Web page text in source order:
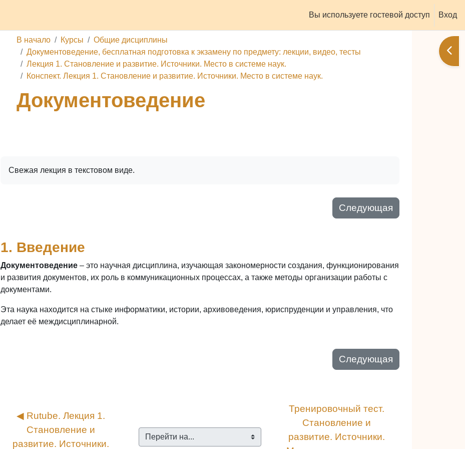
Вы используете гостевой доступ Вход
В начало Курсы
Общие дисциплины
Документоведение, бесплатная подготовка к экзамену по предмету: лекции, видео, тесты
Лекция 1. Становление и развитие. Источники. Место в системе наук.
Конспект. Лекция 1. Становление и развитие. Источники. Место в системе наук.
Документоведение
Свежая лекция в текстовом виде.
Следующая
1. Введение
Документоведение – это научная дисциплина, изучающая закономерности создания, функционирования
и развития документов, их роль в коммуникационных процессах, а также методы организации работы с
документами.
Эта наука находится на стыке информатики, истории, архивоведения, юриспруденции и управления, что
делает её междисциплинарной.
Следующая
◀︎ Rutube. Лекция 1.
Становление и
развитие. Источники.
Перейти на...
Тренировочный тест.
Становление и
развитие. Источники.